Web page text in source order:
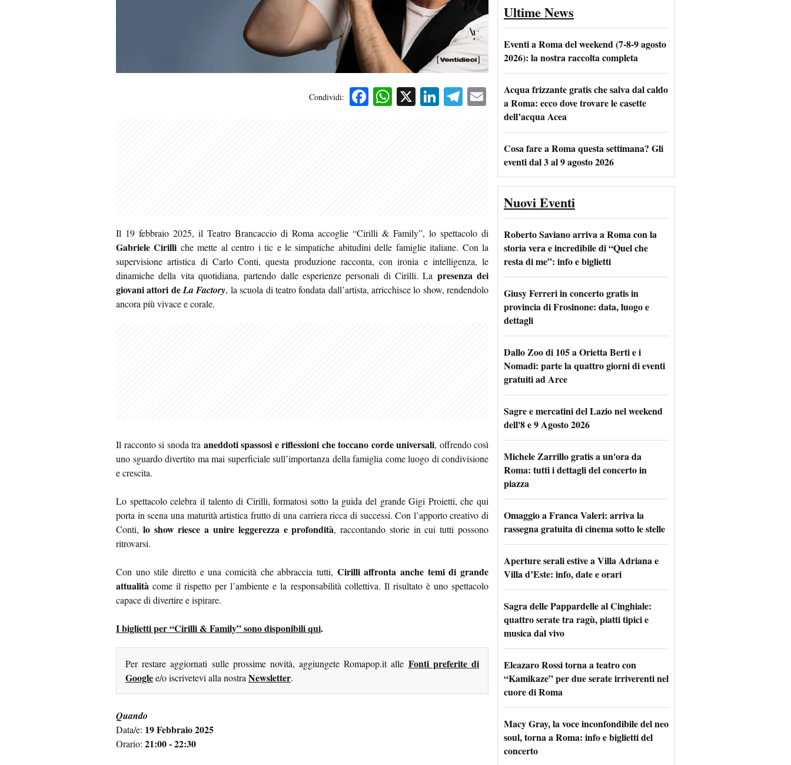
Condividi: Facebook
WhatsApp
X LinkedIn
Telegram
Email
Il 19 febbraio 2025, il Teatro Brancaccio di Roma accoglie “Cirilli & Family”, lo spettacolo di
Gabriele Cirilli che mette al centro i tic e le simpatiche abitudini delle famiglie italiane. Con la
supervisione artistica di Carlo Conti, questa produzione racconta, con ironia e intelligenza, le
dinamiche della vita quotidiana, partendo dalle esperienze personali di Cirilli. La presenza dei
giovani attori deLa Factory, la scuola di teatro fondata dall’artista, arricchisce lo show, rendendolo
ancora più vivace e corale.
Il racconto si snoda tra aneddoti spassosi e riflessioni che toccano corde universali, offrendo così
uno sguardo divertito ma mai superficiale sull’importanza della famiglia come luogo di condivisione
e crescita.
Lo spettacolo celebra il talento di Cirilli, formatosi sotto la guida del grande Gigi Proietti, che qui
porta in scena una maturità artistica frutto di una carriera ricca di successi. Con l’apporto creativo di
Conti, lo show riesce a unire leggerezza e profondità, raccontando storie in cui tutti possono
ritrovarsi.
Con uno stile diretto e una comicità che abbraccia tutti, Cirilli affronta anche temi di grande
attualità come il rispetto per l’ambiente e la responsabilità collettiva. Il risultato è uno spettacolo
capace di divertire e ispirare.
I biglietti per “Cirilli & Family” sono disponibili qui.
Per restare aggiornati sulle prossime novità, aggiungete Romapop.it alle Fonti preferite di
Googlee/o iscrivetevi alla nostraNewsletter.
Quando
Data/e: 19 Febbraio 2025
Orario: 21:00 - 22:30
Ultime News
Eventi a Roma del weekend (7-8-9 agosto
2026): la nostra raccolta completa
Acqua frizzante gratis che salva dal caldo
a Roma: ecco dove trovare le casette
dell’acqua Acea
Cosa fare a Roma questa settimana? Gli
eventi dal 3 al 9 agosto 2026
Nuovi Eventi
Roberto Saviano arriva a Roma con la
storia vera e incredibile di “Quel che
resta di me”: info e biglietti
Giusy Ferreri in concerto gratis in
provincia di Frosinone: data, luogo e
dettagli
Dallo Zoo di 105 a Orietta Berti e i
Nomadi: parte la quattro giorni di eventi
gratuiti ad Arce
Sagre e mercatini del Lazio nel weekend
dell'8 e 9 Agosto 2026
Michele Zarrillo gratis a un'ora da
Roma: tutti i dettagli del concerto in
piazza
Omaggio a Franca Valeri: arriva la
rassegna gratuita di cinema sotto le stelle
Aperture serali estive a Villa Adriana e
Villa d’Este: info, date e orari
Sagra delle Pappardelle al Cinghiale:
quattro serate tra ragù, piatti tipici e
musica dal vivo
Eleazaro Rossi torna a teatro con
“Kamikaze” per due serate irriverenti nel
cuore di Roma
Macy Gray, la voce inconfondibile del neo
soul, torna a Roma: info e biglietti del
concerto